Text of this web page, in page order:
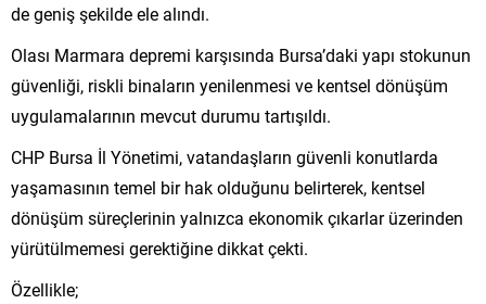
de geniş şekilde ele alındı.
Olası Marmara depremi karşısında Bursa’daki yapı stokunun
güvenliği, riskli binaların yenilenmesi ve kentsel dönüşüm
uygulamalarının mevcut durumu tartışıldı.
CHP Bursa İl Yönetimi, vatandaşların güvenli konutlarda
yaşamasının temel bir hak olduğunu belirterek, kentsel
dönüşüm süreçlerinin yalnızca ekonomik çıkarlar üzerinden
yürütülmemesi gerektiğine dikkat çekti.
Özellikle;